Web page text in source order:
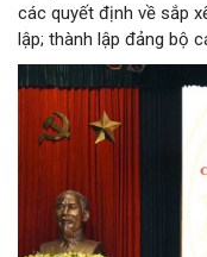
các quyết định về sắp
lập; thành lập đảng bộ
phường, chỉ định các
thư Đảng ủy, bổ nhiệm